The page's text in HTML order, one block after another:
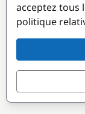
© GlobeSailor
acceptez tous
politique